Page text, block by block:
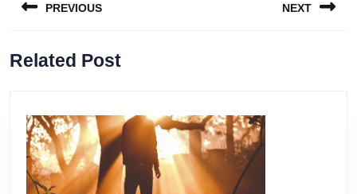
PREVIOUS
post:
NEXT
Related Post